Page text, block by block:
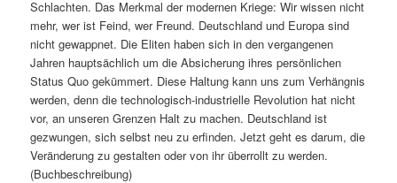
Schlachten. Das Merkmal der modernen Kriege: Wir wissen nicht
mehr, wer ist Feind, wer Freund. Deutschland und Europa sind
nicht gewappnet. Die Eliten haben sich in den vergangenen
Jahren hauptsächlich um die Absicherung ihres persönlichen
Status Quo gekümmert. Diese Haltung kann uns zum Verhängnis
werden, denn die technologisch-industrielle Revolution hat nicht
vor, an unseren Grenzen Halt zu machen. Deutschland ist
gezwungen, sich selbst neu zu erfinden. Jetzt geht es darum, die
Veränderung zu gestalten oder von ihr überrollt zu werden.
(Buchbeschreibung)